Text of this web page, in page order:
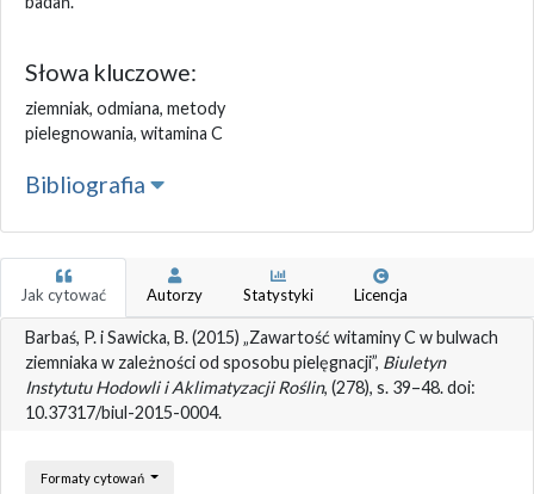
Słowa kluczowe:
ziemniak, odmiana, metody
pielegnowania, witamina C
Bibliografia
Jak cytować Autorzy Statystyki Licencja
Barbaś, P. i Sawicka, B. (2015) „Zawartość witaminy C w bulwach
ziemniaka w zależności od sposobu pielęgnacji”, Biuletyn
Instytutu Hodowli i Aklimatyzacji Roślin, (278), s. 39–48. doi:
10.37317/biul-2015-0004.
Formaty cytowań